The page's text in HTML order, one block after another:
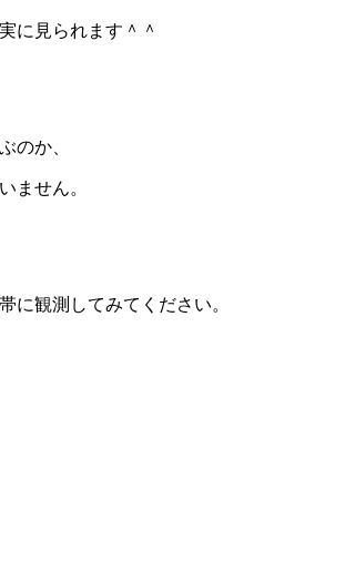
に見られます＾＾
のか、
ません。
に観測してみてください。